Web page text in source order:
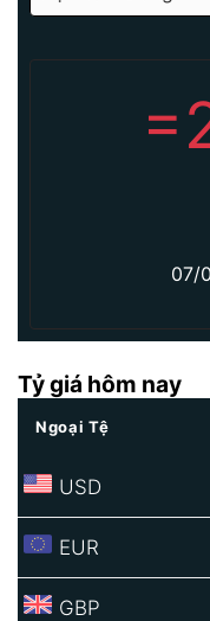
=
07/
Tỷ giá hôm nay
Ngoại Tệ
USD
EUR
GBP